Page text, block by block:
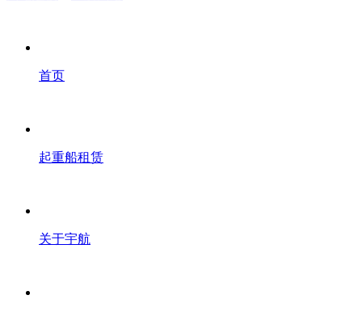
首页
起重船租赁
关于宇航